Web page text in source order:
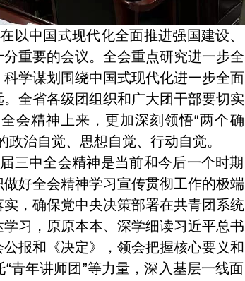
以中国式现代化全面推进强国建设、
重要的会议。全会重点研究进一步全
学谋划围绕中国式现代化进一步全面
全省各级团组织和广大团干部要切实
会精神上来，更加深刻领悟“两个确
治自觉、思想自觉、行动自觉。
三中全会精神是当前和今后一个时期
好全会精神学习宣传贯彻工作的极端
，确保党中央决策部署在共青团系统
习，原原本本、深学细读习近平总书
报和《决定》，领会把握核心要义和
青年讲师团”等力量，深入基层一线面